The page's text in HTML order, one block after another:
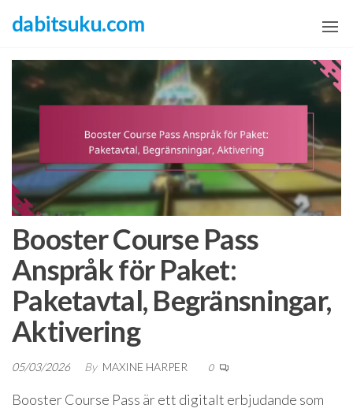
content
dabitsuku.com
Booster Course Pass
Anspråk för Paket:
Paketavtal, Begränsningar,
Aktivering
05/03/2026 By MAXINE HARPER 0
Booster Course Pass är ett digitalt erbjudande som